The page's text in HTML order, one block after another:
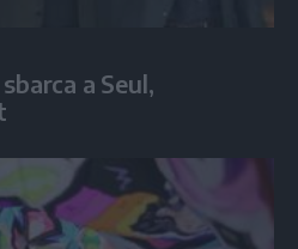
a Seul,